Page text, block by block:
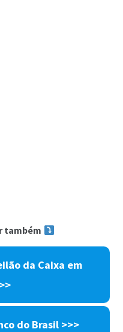
também
da Caixa em
do Brasil >>>